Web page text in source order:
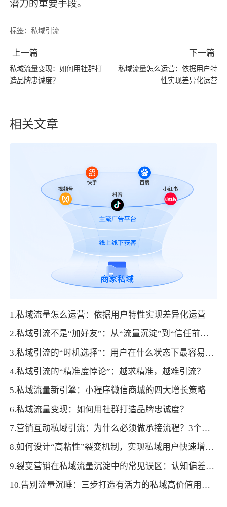
潜力的重要手段。
标签：私域引流
上一篇
私域流量变现：如何用社群打
造品牌忠诚度？
下一篇
私域流量怎么运营：依据用户特
性实现差异化运营
相关文章
1.私域流量怎么运营：依据用户特性实现差异化运营
2.私域引流不是“加好友”：从“流量沉淀”到“信任前置”的底层逻辑
3.私域引流的“时机选择”：用户在什么状态下最容易接受添加？
4.私域引流的“精准度悖论”：越求精准，越难引流？
5.私域流量新引擎：小程序微信商城的四大增长策略
6.私域流量变现：如何用社群打造品牌忠诚度？
7.营销互动私域引流：为什么必须做承接流程？3个核心逻辑拆解
8.如何设计“高粘性”裂变机制，实现私域用户快速增长？
9.裂变营销在私域流量沉淀中的常见误区：认知偏差与纠正方法
10.告别流量沉睡：三步打造有活力的私域高价值用户聚集地